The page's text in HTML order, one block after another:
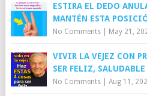
ESTIRA EL DEDO
MANTÉN ESTA
No Comments| May 21,
VIVIR LA VEJEZ CON
SER FELIZ, SALUDABLE
No Comments| Aug 11,